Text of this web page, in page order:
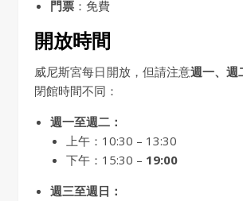
門票 ：免費
開放時間
威尼斯宮每日開放，但請注意週一、週
閉館時間不同：
週一至週二：
上午：10:30 – 13:30
下午：15:30 – 19:00
週三至週日：